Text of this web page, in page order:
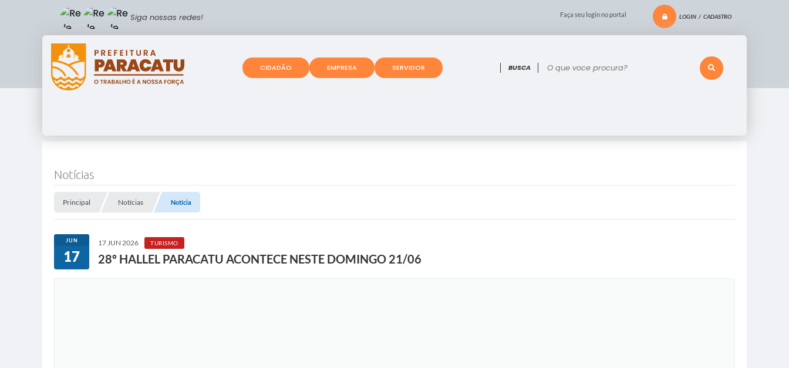
Faça seu login no portal LOGIN / CADASTRO
O que voce procura?
Siga nossas redes!
CIDADÃO EMPRESA SERVIDOR
Notícias
Principal Notícias Notícia
JUN
17
17 JUN 2026 TURISMO
28º HALLEL PARACATU ACONTECE NESTE DOMINGO 21/06